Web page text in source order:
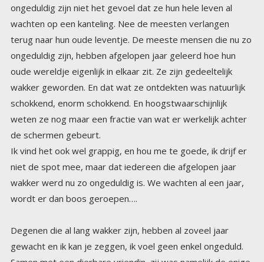
de schermen gebeurt.
Ik vind het ook wel grappig, en hou me te goede, ik drijf er
niet de spot mee, maar dat iedereen die afgelopen jaar
wakker werd nu zo ongeduldig is. We wachten al een jaar,
wordt er dan boos geroepen….
Degenen die al lang wakker zijn, hebben al zoveel jaar
gewacht en ik kan je zeggen, ik voel geen enkel ongeduld.
Samen met een dierbare vriendin, zij was namelijk de enige
met wie ik over ‘mijn’ ontdekkingen kon spreken,( Ieder
ander verklaarde me voor gek), volgden we jaren lang:
David Icke, Benjamin Fullford, Cobra, Frontier magazine,
WanttoKNow, Mike Adams, de Health Ranger, Alex Jones,
Ole Dammegard, James Corbett en vele anderen. Ook las
ik veel boeken over deze onderwerpen, en probeerde